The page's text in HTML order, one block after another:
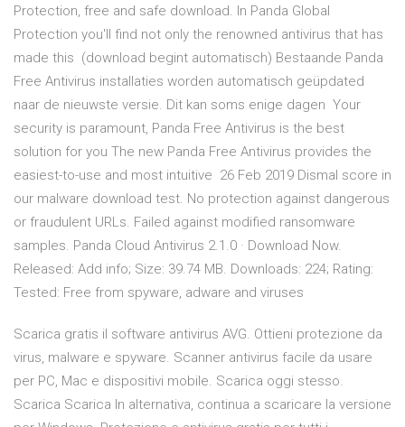
Protection, free and safe download. In Panda Global
Protection you'll find not only the renowned antivirus that has
made this (download begint automatisch) Bestaande Panda
Free Antivirus installaties worden automatisch geüpdated
naar de nieuwste versie. Dit kan soms enige dagen Your
security is paramount, Panda Free Antivirus is the best
solution for you The new Panda Free Antivirus provides the
easiest-to-use and most intuitive 26 Feb 2019 Dismal score in
our malware download test. No protection against dangerous
or fraudulent URLs. Failed against modified ransomware
samples. Panda Cloud Antivirus 2.1.0 · Download Now.
Released: Add info; Size: 39.74 MB. Downloads: 224; Rating:
Tested: Free from spyware, adware and viruses
Scarica gratis il software antivirus AVG. Ottieni protezione da
virus, malware e spyware. Scanner antivirus facile da usare
per PC, Mac e dispositivi mobile. Scarica oggi stesso.
Scarica Scarica In alternativa, continua a scaricare la versione